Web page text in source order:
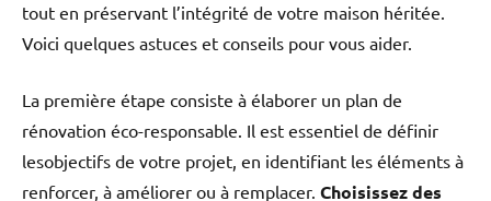
tout en préservant l’intégrité de votre maison héritée.
Voici quelques astuces et conseils pour vous aider.
La première étape consiste à élaborer un plan de
rénovation éco-responsable. Il est essentiel de définir
lesobjectifs de votre projet, en identifiant les éléments à
renforcer, à améliorer ou à remplacer. Choisissez des